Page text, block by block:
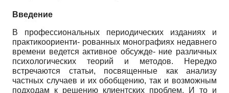
Введение
В профессиональных периодических изданиях и
практикоориенти- рованных монографиях недавнего
времени ведется активное обсужде- ние различных
психологических теорий и методов. Нередко
встречаются статьи, посвященные как анализу
частных случаев и их обобщению, так и возможным
подходам к решению клиентских проблем. И то и